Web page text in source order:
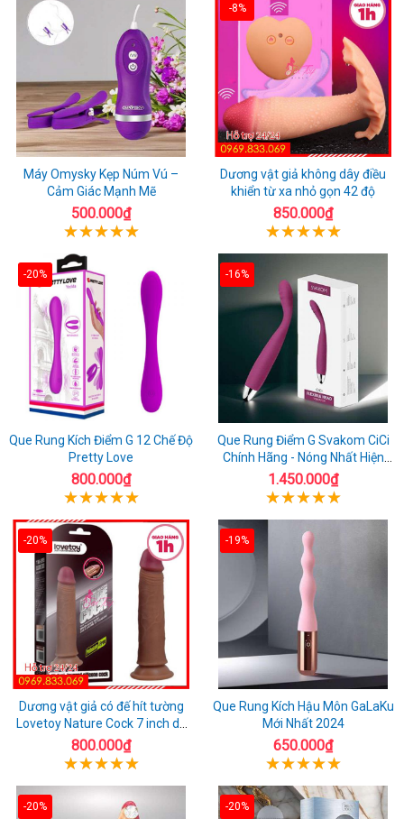
Máy Omysky Kẹp Núm Vú –
Cảm Giác Mạnh Mẽ
500.000₫
-8%
Dương vật giả không dây điều
khiển từ xa nhỏ gọn 42 độ
850.000₫
-20%
Que Rung Kích Điểm G 12 Chế Độ
Pretty Love
800.000₫
-16%
Que Rung Điểm G Svakom CiCi
Chính Hãng - Nóng Nhất Hiện
Nay
1.450.000₫
-20%
Dương vật giả có đế hít tường
Lovetoy Nature Cock 7 inch da
đen
800.000₫
-19%
Que Rung Kích Hậu Môn GaLaKu
Mới Nhất 2024
650.000₫
-20% -20%